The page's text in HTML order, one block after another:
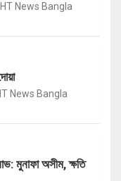
News Bangla
News Bangla
মুনাফা অসীম, ক্ষতি